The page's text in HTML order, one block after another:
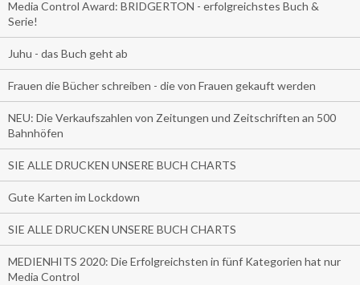
Media Control Award: BRIDGERTON - erfolgreichstes Buch &
Serie!
Juhu - das Buch geht ab
Frauen die Bücher schreiben - die von Frauen gekauft werden
NEU: Die Verkaufszahlen von Zeitungen und Zeitschriften an 500
Bahnhöfen
SIE ALLE DRUCKEN UNSERE BUCH CHARTS
Gute Karten im Lockdown
SIE ALLE DRUCKEN UNSERE BUCH CHARTS
MEDIENHITS 2020: Die Erfolgreichsten in fünf Kategorien hat nur
Media Control